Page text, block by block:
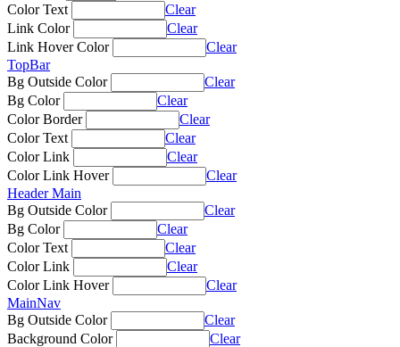
Color Text
Clear
Link Color
Clear
Link Hover Color
Clear
TopBar
Bg Outside Color
Clear
Bg Color
Clear
Color Border
Clear
Color Text
Clear
Color Link
Clear
Color Link Hover
Clear
Header Main
Bg Outside Color
Clear
Bg Color
Clear
Color Text
Clear
Color Link
Clear
Color Link Hover
Clear
MainNav
Bg Outside Color
Clear
Background Color
Clear